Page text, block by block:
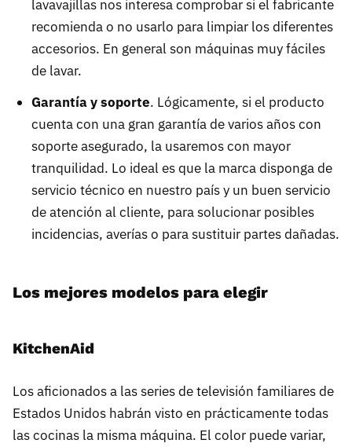
lavavajillas nos interesa comprobar si el fabricante
recomienda o no usarlo para limpiar los diferentes
accesorios. En general son máquinas muy fáciles
de lavar.
Garantía y soporte. Lógicamente, si el producto
cuenta con una gran garantía de varios años con
soporte asegurado, la usaremos con mayor
tranquilidad. Lo ideal es que la marca disponga de
servicio técnico en nuestro país y un buen servicio
de atención al cliente, para solucionar posibles
incidencias, averías o para sustituir partes dañadas.
Los mejores modelos para elegir
KitchenAid
Los aficionados a las series de televisión familiares de
Estados Unidos habrán visto en prácticamente todas
las cocinas la misma máquina. El color puede variar,